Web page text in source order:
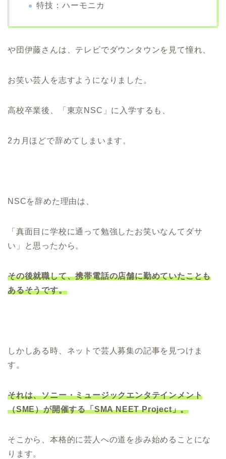
特技：ハーモニカ
や団伊藤さんは、テレビでダウンタウンを見て憧れ、
お笑い芸人を志すようになりました。
高校卒業後、「東京NSC」に入学するも、
2カ月ほどで辞めてしまいます。
NSCを辞めた理由は、
「真面目に学校に通って勉強したお笑いなんてダサ
い」と思ったから。
その後就職して、携帯電話の店舗に勤めていたことも
あるそうです。
しかしある時、ネットで芸人募集の記事を見つけま
す。
それは、ソニー・ミュージックエンタテインメント
（SME）が開催する「SMA NEET Project」。
そこから、本格的に芸人への道を歩み始めることにな
ります。